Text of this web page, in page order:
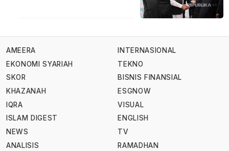
AMEERA
EKONOMI SYARIAH
SKOR
KHAZANAH
IQRA
ISLAM DIGEST
NEWS
ANALISIS
INTERNASIONAL
TEKNO
BISNIS FINANSIAL
ESGNOW
VISUAL
ENGLISH
TV
RAMADHAN